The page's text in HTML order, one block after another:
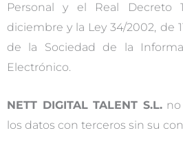
Personal y el Real Decreto
diciembre y la Ley 34/2002, de
de la Sociedad de la
Electrónico.
NETT DIGITAL TALENT S.L.no
los datos con terceros sin su